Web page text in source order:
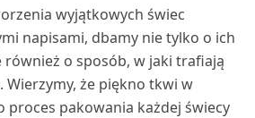
wyjątkowych świec
napisami, dbamy nie tylko o ich
również o sposób, w jaki trafiają
Wierzymy, że piękno tkwi w
proces pakowania każdej świecy